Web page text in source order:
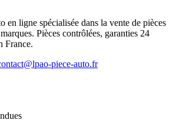
en ligne spécialisée dans la vente de pièces
Pièces contrôlées, garanties 24
France.
piece-auto.fr